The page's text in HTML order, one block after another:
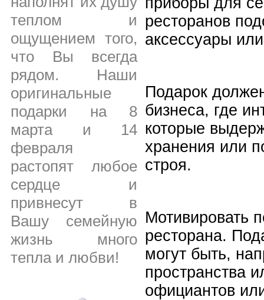
теплом и
ощущением того,
что Вы всегда
рядом. Наши
оригинальные
подарки на 8
марта и 14
февраля
растопят любое
сердце и
привнесут в
Вашу семейную
жизнь много
тепла и любви!
ресторанов
аксессуары
Подарок
бизнеса, где
которые
хранения или
строя.
Мотивировать
ресторана.
могут быть,
пространства
официантов